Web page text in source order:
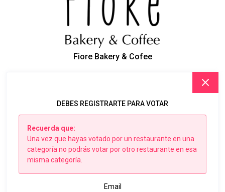
Fiore Bakery & Cofee
DEBES REGISTRARTE PARA VOTAR
Recuerda que:
Una vez que hayas votado por un restaurante en una
categoría no podrás votar por otro restaurante en esa
misma categoría.
Email